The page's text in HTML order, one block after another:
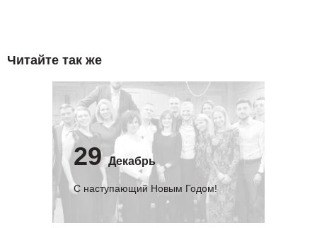
Читайте так же
29 Декабрь
С наступающий Новым Годом!